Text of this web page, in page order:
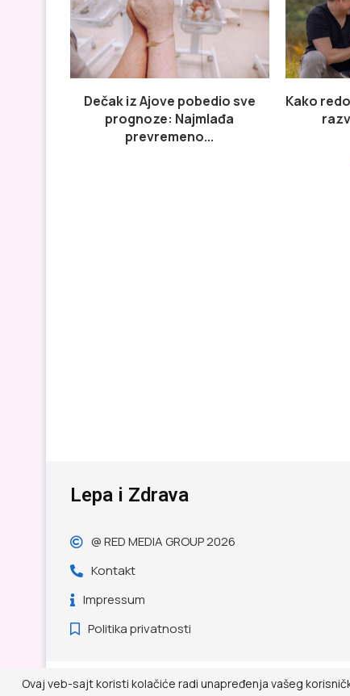
Dečak iz Ajove pobedio sve
prognoze: Najmlađa
prevremeno...
Kako
Lepa i Zdrava
@ RED MEDIA GROUP 2026
Kontakt
Impressum
Politika privatnosti
Ovaj veb-sajt koristi kolačiće radi unapređenja vašeg